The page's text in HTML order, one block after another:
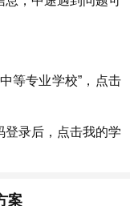
等专业学校”，点击
登录后，点击我的学
案